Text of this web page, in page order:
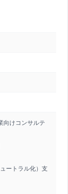
向けコンサルテ
ートラル化）支